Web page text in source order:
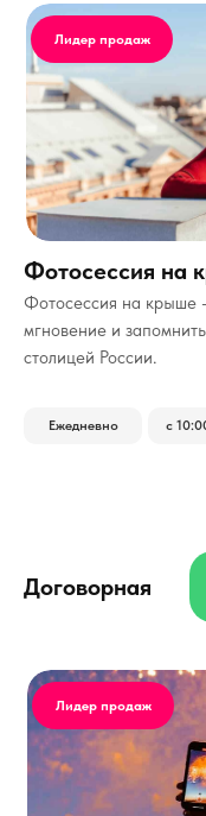
Фотосессия на крыше
мгновение и
столицей России.
Договорная
Ежедневно с
Лидер продаж
Фотосессия на
Лидер продаж